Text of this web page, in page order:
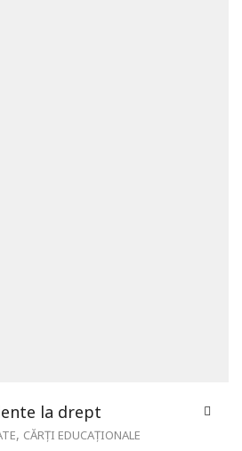
la drept
, CĂRȚI EDUCAȚIONALE